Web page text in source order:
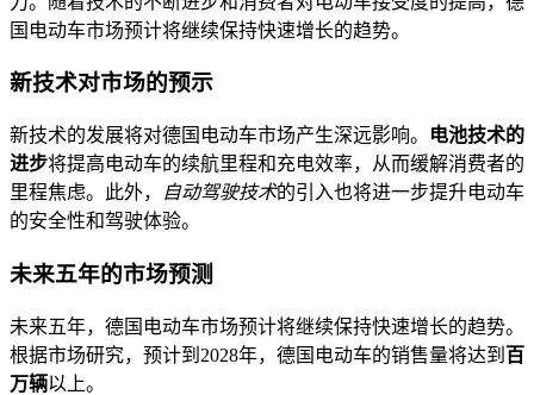
国电动车市场预计将继续保持快速增长的趋势。
新技术对市场的预示
新技术的发展将对德国电动车市场产生深远影响。
电池技术的
进步将提高电动车的续航里程和充电效率，从而缓解消费者的
里程焦虑。此外，
自动驾驶技术的引入也将进一步提升电动车
的安全性和驾驶体验。
未来五年的市场预测
未来五年，德国电动车市场预计将继续保持快速增长的趋势。
根据市场研究，预计到2028年，德国电动车的销售量将达到 百
万辆以上。